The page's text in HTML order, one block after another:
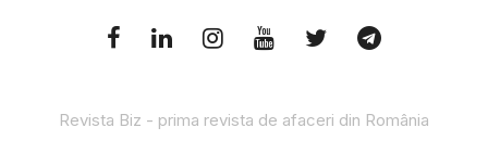
Revista Biz - prima revista de afaceri din România